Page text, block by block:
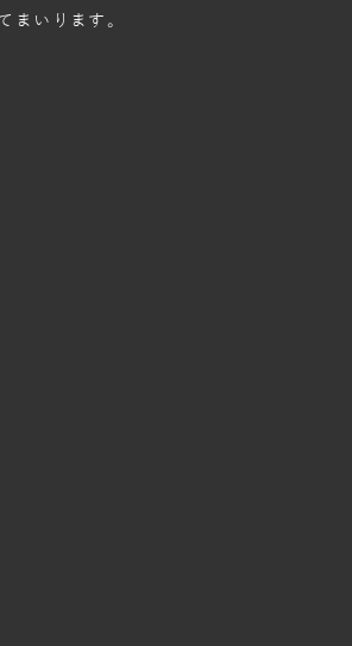
まいります。